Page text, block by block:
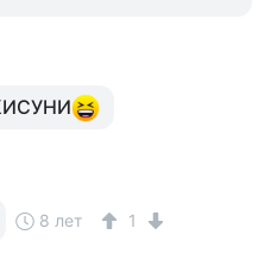
8 лет 1